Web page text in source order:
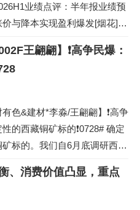
业绩点评：半年报业绩预
与降本实现盈利爆发[烟花]事
释放。 预计2026年上半年实
1.4亿元至2.1亿元，同比增长
（上年同期574.29万
归母净利润9900万元至1.48亿
为盈（上年同期...
王翩翩】❗高争民爆：
有色&建材*李淼/王翩翩】❗高争
的西藏铜矿标的❗0728# 确定
标的。我们自6月底调研西藏
次控股股东变更为契机，我
、消费价值凸显，重点